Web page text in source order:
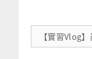
【實習Vlog